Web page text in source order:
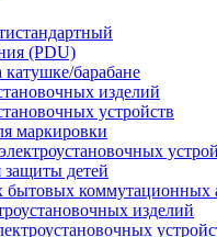
(PDU)
барабане
изделий
устройств
маркировки
защиты детей
бытовых коммутационных
изделий